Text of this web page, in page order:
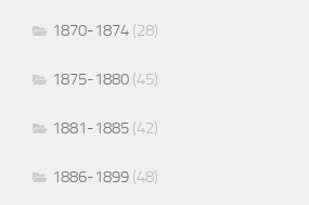
1870-1874 (28)
1875-1880 (45)
1881-1885 (42)
1886-1899 (48)